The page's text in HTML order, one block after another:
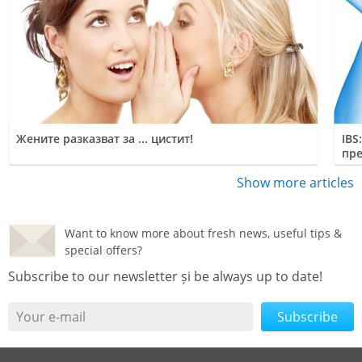
Жените разказват за ... цистит!
Show more articles
Want to know more about fresh news, useful tips &
special offers?
Subscribe to our newsletter și be always up to date!
Your e-mail